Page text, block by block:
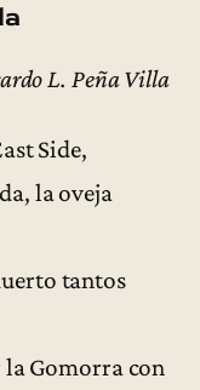
L. Peña Villa
Side,
la oveja
tantos
la Gomorra con